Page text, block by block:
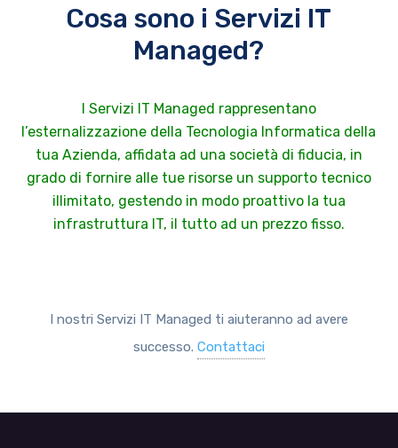
Cosa sono i Servizi IT
Managed?
I Servizi IT Managed rappresentano
l’esternalizzazione della Tecnologia Informatica della
tua Azienda, affidata ad una società di fiducia, in
grado di fornire alle tue risorse un supporto tecnico
illimitato, gestendo in modo proattivo la tua
infrastruttura IT, il tutto ad un prezzo fisso.
I nostri Servizi IT Managed ti aiuteranno ad avere
successo. Contattaci